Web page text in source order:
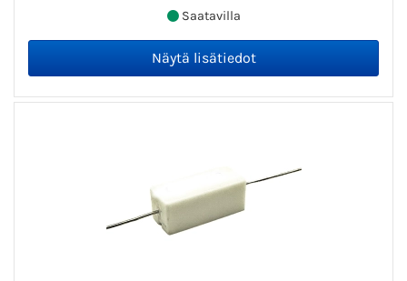
Saatavilla